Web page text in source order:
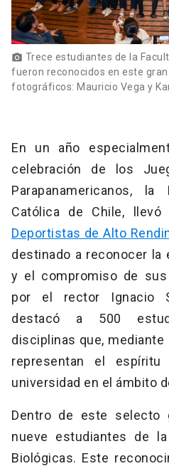
photo_camera Trece estudiantes de la
fueron reconocidos en este
fotográficos: Mauricio Vega y
En un año
celebración de los
Parapanamericanos, la
Católica de Chile,
Deportistas de Alto
destinado a reconocer la
y el compromiso de sus
por el rector Ignacio
destacó a 500
disciplinas que,
representan el
universidad en el ámbito
Dentro de este selecto
nueve estudiantes de
Biológicas. Este